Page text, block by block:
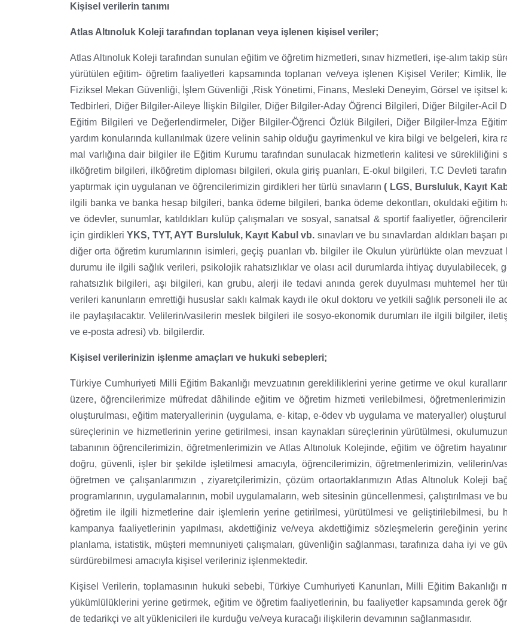
Kişisel verilerin tanımı
Atlas Altınoluk Koleji tarafından toplanan veya işlenen kişisel veriler;
Atlas Altınoluk Koleji tarafından sunulan eğitim ve öğretim hizmetleri, sınav hizmetleri, işe-alım takip
yürütülen eğitim- öğretim faaliyetleri kapsamında toplanan ve/veya işlenen Kişisel Veriler; Kimlik,
Fiziksel Mekan Güvenliği, İşlem Güvenliği ,Risk Yönetimi, Finans, Mesleki Deneyim, Görsel ve işitsel
Tedbirleri, Diğer Bilgiler-Aileye İlişkin Bilgiler, Diğer Bilgiler-Aday Öğrenci Bilgileri, Diğer Bilgiler-Acil
Eğitim Bilgileri ve Değerlendirmeler, Diğer Bilgiler-Öğrenci Özlük Bilgileri, Diğer Bilgiler-İmza
yardım konularında kullanılmak üzere velinin sahip olduğu gayrimenkul ve kira bilgi ve belgeleri, kira
mal varlığına dair bilgiler ile Eğitim Kurumu tarafından sunulacak hizmetlerin kalitesi ve
ilköğretim bilgileri, ilköğretim diploması bilgileri, okula giriş puanları, E-okul bilgileri, T.C Devleti
yaptırmak için uygulanan ve öğrencilerimizin girdikleri her türlü sınavların( LGS, Bursluluk, Kayıt
ilgili banka ve banka hesap bilgileri, banka ödeme bilgileri, banka ödeme dekontları, okuldaki eğitim
ve ödevler, sunumlar, katıldıkları kulüp çalışmaları ve sosyal, sanatsal & sportif faaliyetler,
için girdikleriYKS, TYT, AYT Bursluluk, Kayıt Kabul vb. sınavları ve bu sınavlardan aldıkları başarı
diğer orta öğretim kurumlarının isimleri, geçiş puanları vb. bilgiler ile Okulun yürürlükte olan
durumu ile ilgili sağlık verileri, psikolojik rahatsızlıklar ve olası acil durumlarda ihtiyaç duyulabilecek,
rahatsızlık bilgileri, aşı bilgileri, kan grubu, alerji ile tedavi anında gerek duyulması muhtemel her
verileri kanunların emrettiği hususlar saklı kalmak kaydı ile okul doktoru ve yetkili sağlık personeli ile
ile paylaşılacaktır. Velilerin/vasilerin meslek bilgileri ile sosyo-ekonomik durumları ile ilgili bilgiler,
ve e-posta adresi) vb. bilgilerdir.
Kişisel verilerinizin işlenme amaçları ve hukuki sebepleri;
Türkiye Cumhuriyeti Milli Eğitim Bakanlığı mevzuatının gerekliliklerini yerine getirme ve okul
üzere, öğrencilerimize müfredat dâhilinde eğitim ve öğretim hizmeti verilebilmesi, öğretmenlerimizin
oluşturulması, eğitim materyallerinin (uygulama, e- kitap, e-ödev vb uygulama ve materyaller)
süreçlerinin ve hizmetlerinin yerine getirilmesi, insan kaynakları süreçlerinin yürütülmesi,
tabanının öğrencilerimizin, öğretmenlerimizin ve Atlas Altınoluk Kolejinde, eğitim ve öğretim
doğru, güvenli, işler bir şekilde işletilmesi amacıyla, öğrencilerimizin, öğretmenlerimizin, velilerin/
öğretmen ve çalışanlarımızın , ziyaretçilerimizin, çözüm ortaortaklarımızın Atlas Altınoluk Koleji
programlarının, uygulamalarının, mobil uygulamaların, web sitesinin güncellenmesi, çalıştırılması ve
öğretim ile ilgili hizmetlerine dair işlemlerin yerine getirilmesi, yürütülmesi ve geliştirilebilmesi, bu
kampanya faaliyetlerinin yapılması, akdettiğiniz ve/veya akdettiğimiz sözleşmelerin gereğinin
planlama, istatistik, müşteri memnuniyeti çalışmaları, güvenliğin sağlanması, tarafınıza daha iyi ve
sürdürebilmesi amacıyla kişisel verileriniz işlenmektedir.
Kişisel Verilerin, toplamasının hukuki sebebi, Türkiye Cumhuriyeti Kanunları, Milli Eğitim Bakanlığı
yükümlülüklerini yerine getirmek, eğitim ve öğretim faaliyetlerinin, bu faaliyetler kapsamında gerek
de tedarikçi ve alt yüklenicileri ile kurduğu ve/veya kuracağı ilişkilerin devamının sağlanmasıdır.